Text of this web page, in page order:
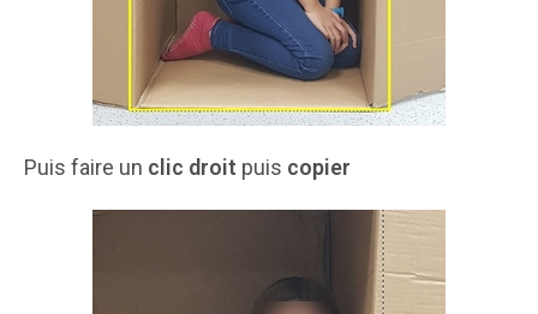
Puis faire un clic droit puis copier